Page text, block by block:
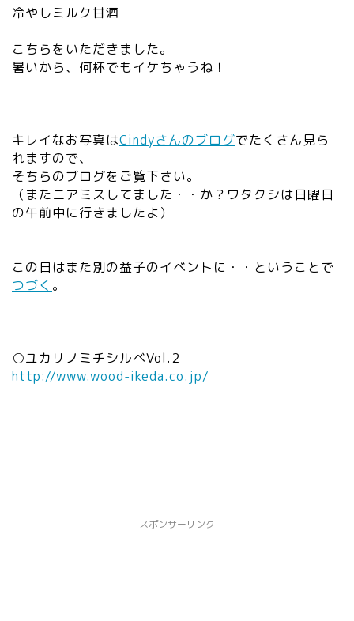
冷やしミルク甘酒
こちらをいただきました。
暑いから、何杯でもイケちゃうね！
キレイなお写真はCindyさんのブログでたくさん見ら
れますので、
そちらのブログをご覧下さい。
（またニアミスしてました・・か？ワタクシは日曜日
の午前中に行きましたよ）
この日はまた別の益子のイベントに・・ということで
つづく 。
○ユカリノミチシルベVol.2
http://www.wood-ikeda.co.jp/
スポンサーリンク